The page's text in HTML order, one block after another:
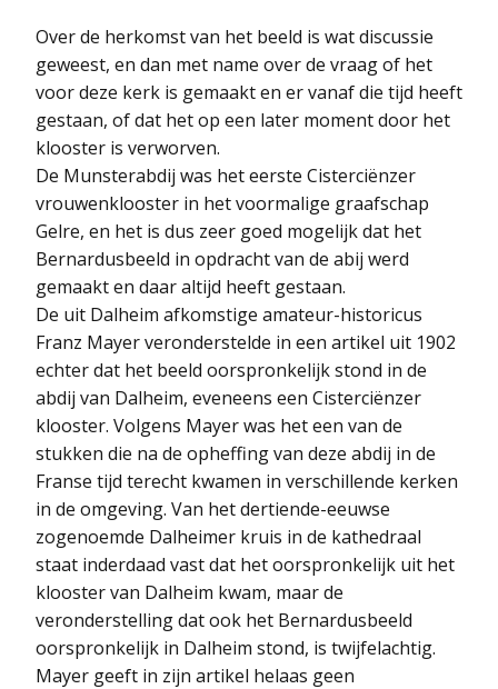
Over de herkomst van het beeld is wat discussie
geweest, en dan met name over de vraag of het
voor deze kerk is gemaakt en er vanaf die tijd heeft
gestaan, of dat het op een later moment door het
klooster is verworven.
De Munsterabdij was het eerste Cisterciënzer
vrouwenklooster in het voormalige graafschap
Gelre, en het is dus zeer goed mogelijk dat het
Bernardusbeeld in opdracht van de abij werd
gemaakt en daar altijd heeft gestaan.
De uit Dalheim afkomstige amateur-historicus
Franz Mayer veronderstelde in een artikel uit 1902
echter dat het beeld oorspronkelijk stond in de
abdij van Dalheim, eveneens een Cisterciënzer
klooster. Volgens Mayer was het een van de
stukken die na de opheffing van deze abdij in de
Franse tijd terecht kwamen in verschillende kerken
in de omgeving. Van het dertiende-eeuwse
zogenoemde Dalheimer kruis in de kathedraal
staat inderdaad vast dat het oorspronkelijk uit het
klooster van Dalheim kwam, maar de
veronderstelling dat ook het Bernardusbeeld
oorspronkelijk in Dalheim stond, is twijfelachtig.
Mayer geeft in zijn artikel helaas geen